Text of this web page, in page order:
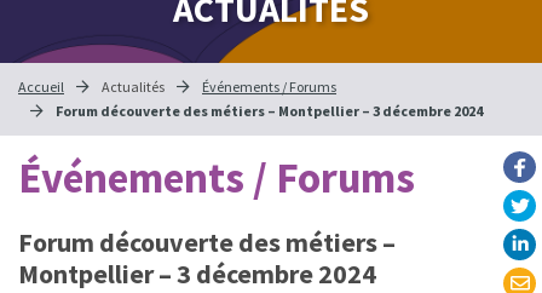
Accueil Actualités
Événements / Forums
Forum découverte des métiers – Montpellier – 3 décembre 2024
Événements / Forums
Forum découverte des métiers –
Montpellier – 3 décembre 2024